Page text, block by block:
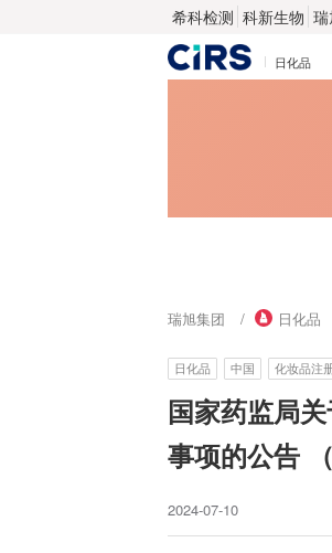
希科检测 科新生物
日化品
瑞旭集团 日化品
日化品 中国 化妆品注
国家药监局
事项的公告
2024-07-10